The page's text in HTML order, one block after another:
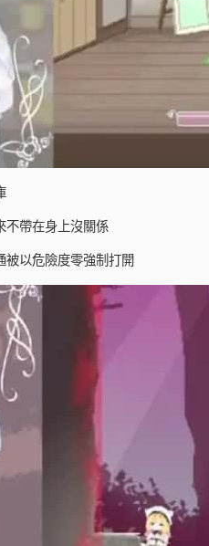
不帶在身上沒關係
以危險度零強制打開